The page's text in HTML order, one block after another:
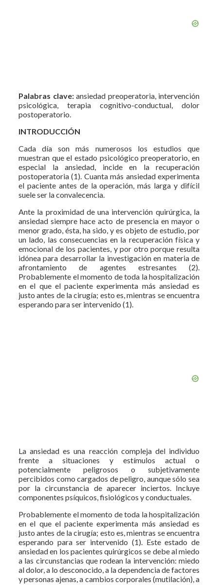
Palabras clave: ansiedad preoperatoria, intervención
psicológica, terapia cognitivo-conductual, dolor
postoperatorio.
INTRODUCCIÓN
Cada día son más numerosos los estudios que
muestran que el estado psicológico preoperatorio, en
especial la ansiedad, incide en la recuperación
postoperatoria (1). Cuanta más ansiedad experimenta
el paciente antes de la operación, más larga y difícil
suele ser la convalecencia.
Ante la proximidad de una intervención quirúrgica, la
ansiedad siempre hace acto de presencia en mayor o
menor grado, ésta, ha sido, y es objeto de estudio, por
un lado, las consecuencias en la recuperación física y
emocional de los pacientes, y por otro porque resulta
idónea para desarrollar la investigación en materia de
afrontamiento de agentes estresantes (2).
Probablemente el momento de toda la hospitalización
en el que el paciente experimenta más ansiedad es
justo antes de la cirugía; esto es, mientras se encuentra
esperando para ser intervenido (1).
La ansiedad es una reacción compleja del individuo
frente a situaciones y estímulos actual o
potencialmente peligrosos o subjetivamente
percibidos como cargados de peligro, aunque sólo sea
por la circunstancia de aparecer inciertos. Incluye
componentes psíquicos, fisiológicos y conductuales.
Probablemente el momento de toda la hospitalización
en el que el paciente experimenta más ansiedad es
justo antes de la cirugía; esto es, mientras se encuentra
esperando para ser intervenido (1). Este estado de
ansiedad en los pacientes quirúrgicos se debe al miedo
a las circunstancias que rodean la intervención: miedo
al dolor, a lo desconocido, a la dependencia de factores
y personas ajenas, a cambios corporales (mutilación), a